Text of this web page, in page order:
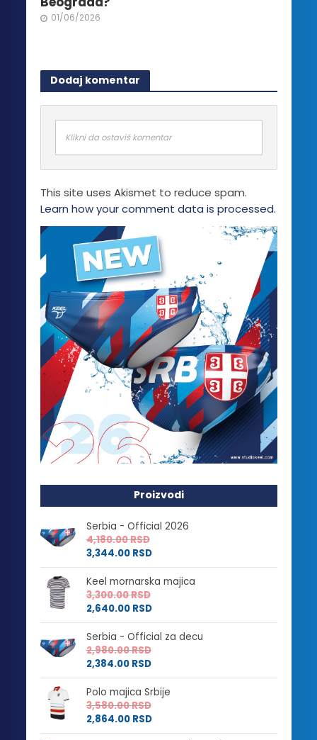
01/06/2026
Dodaj komentar
Klikni da ostaviš komentar
This site uses Akismet to reduce spam.
Learn how your comment data is processed.
Proizvodi
Serbia - Official 2026
4,180.00RSD
3,344.00 RSD
Keel mornarska majica
3,300.00RSD
2,640.00 RSD
Serbia - Official za decu
2,980.00RSD
2,384.00 RSD
Polo majica Srbije
3,580.00RSD
2,864.00 RSD